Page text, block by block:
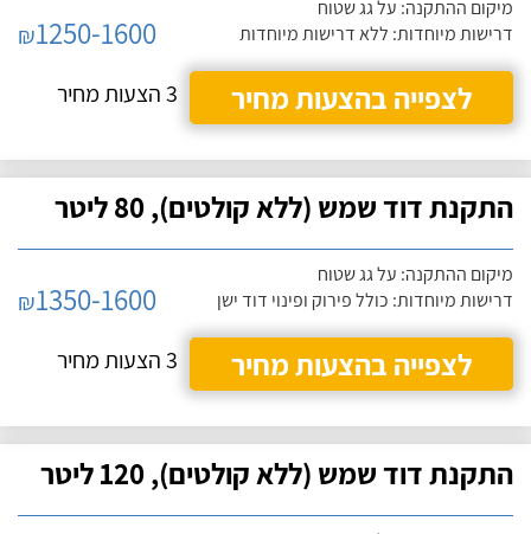
מיקום ההתקנה: על גג שטוח
דרישות מיוחדות: ללא דרישות מיוחדות
₪1250-1600
לצפייה בהצעות מחיר
3 הצעות מחיר
התקנת דוד שמש (ללא קולטים), 80 ליטר
מיקום ההתקנה: על גג שטוח
דרישות מיוחדות: כולל פירוק ופינוי דוד ישן
₪1350-1600
לצפייה בהצעות מחיר
3 הצעות מחיר
התקנת דוד שמש (ללא קולטים), 120 ליטר